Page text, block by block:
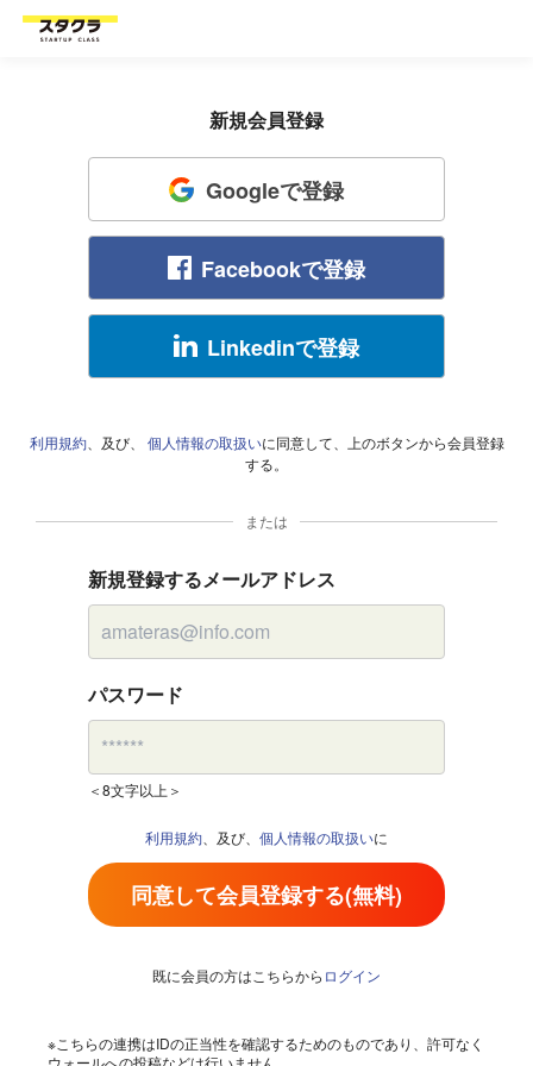
新規会員登録
Googleで登録
Facebookで登録
Linkedinで登録
利用規約、及び、 個人情報の取扱いに同意して、上のボタンから会員登録
する。
または
新規登録するメールアドレス
パスワード
＜8文字以上＞
利用規約 、及び、 個人情報の取扱いに
同意して会員登録する(無料)
既に会員の方はこちらから ログイン
※こちらの連携はIDの正当性を確認するためのものであり、許可なく
ウォールへの投稿などは行いません。